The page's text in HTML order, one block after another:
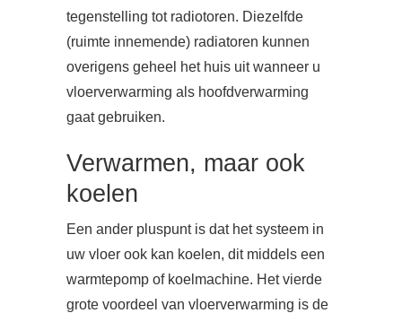
tegenstelling tot radiotoren. Diezelfde
(ruimte innemende) radiatoren kunnen
overigens geheel het huis uit wanneer u
vloerverwarming als hoofdverwarming
gaat gebruiken.
Verwarmen, maar ook
koelen
Een ander pluspunt is dat het systeem in
uw vloer ook kan koelen, dit middels een
warmtepomp of koelmachine. Het vierde
grote voordeel van vloerverwarming is de